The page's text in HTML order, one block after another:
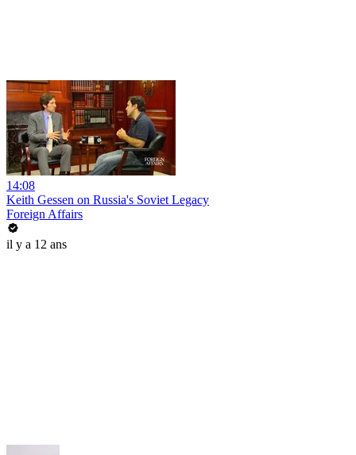
14:08
Keith Gessen on Russia's Soviet Legacy
Foreign Affairs
il y a 12 ans